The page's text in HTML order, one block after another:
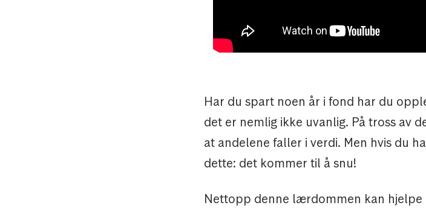
Har du spart noen år i fond har du
det er nemlig ikke uvanlig. På tross av
at andelene faller i verdi. Men hvis du
dette: det kommer til å snu!
Nettopp denne lærdommen kan hjelpe